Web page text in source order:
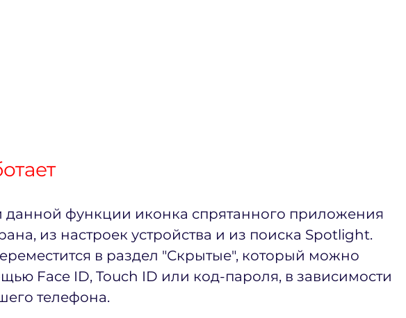
данной функции иконка спрятанного приложения
из настроек устройства и из поиска Spotlight.
в раздел "Скрытые", который можно
Face ID, Touch ID или код-пароля, в зависимости
телефона.